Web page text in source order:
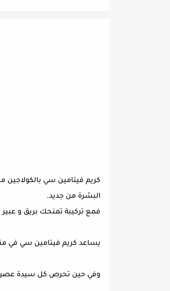
كريم فيتامين سي بالكولاجين
البشرة من جديد.
فمع تركيبة تمنحك بريق و
يساعد كريم فيتامين سي في
وفي حين تحرص كل سيدة عصرية